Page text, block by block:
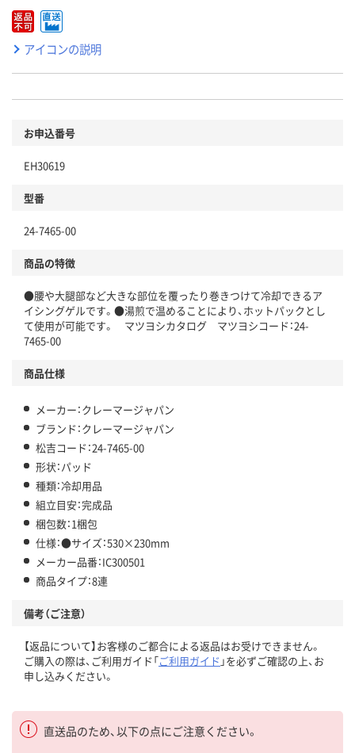
アイコンの説明
お申込番号
EH30619
型番
24-7465-00
商品の特徴
●腰や大腿部など大きな部位を覆ったり巻きつけて冷却できるア
イシングゲルです。●湯煎で温めることにより、ホットパックとし
て使用が可能です。 マツヨシカタログ マツヨシコード：24-
7465-00
商品仕様
メーカー：クレーマージャパン
ブランド：クレーマージャパン
松吉コード：24-7465-00
形状：パッド
種類：冷却用品
組立目安：完成品
梱包数：1梱包
仕様：●サイズ：530×230mm
メーカー品番：IC300501
商品タイプ：8連
備考（ご注意）
【返品について】お客様のご都合による返品はお受けできません。
ご購入の際は、ご利用ガイド「ご利用ガイド 」を必ずご確認の上、お
申し込みください。
直送品のため、以下の点にご注意ください。